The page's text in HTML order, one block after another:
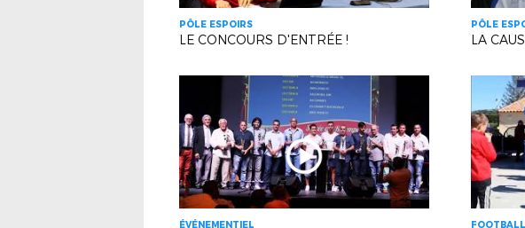
PÔLE ESPOIRS
LE CONCOURS D'ENTRÉE !
PÔLE
LA
ÉVÉNEMENTIEL